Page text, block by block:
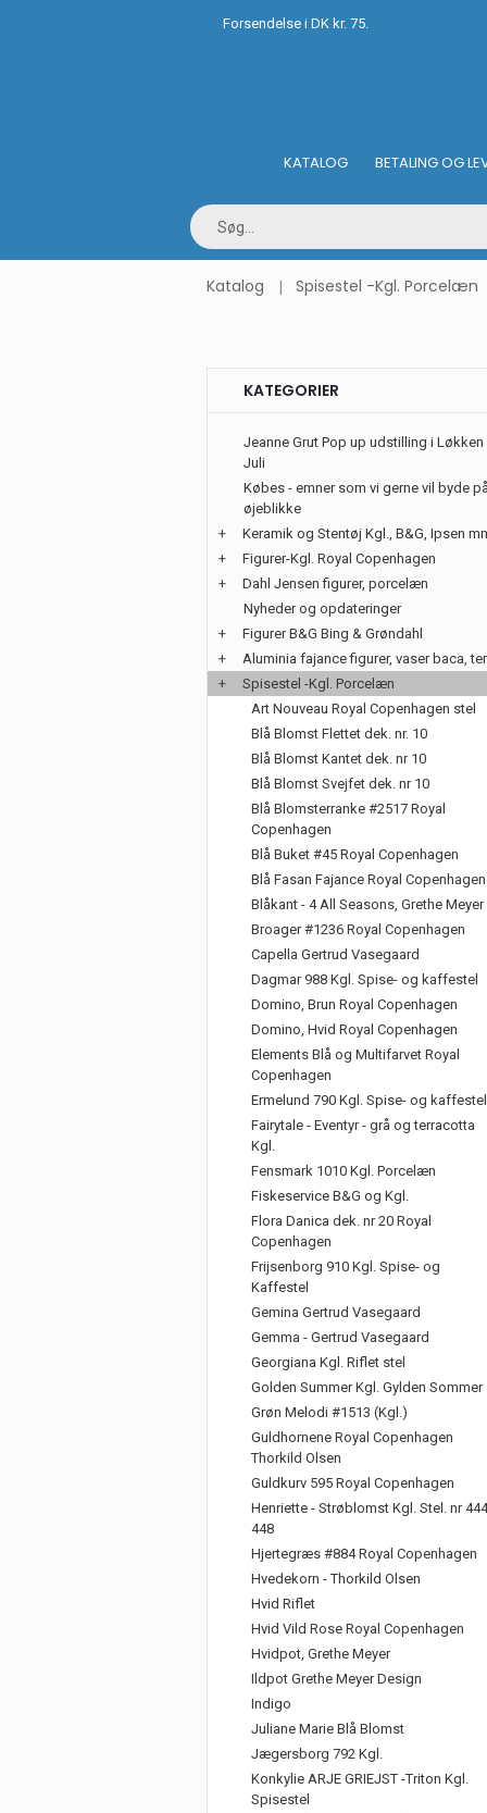
Forsendelse i DK kr. 75.
KATALOG BETALING OG
Katalog Spisestel -Kgl. Porcelæn
KATEGORIER
Jeanne Grut Pop up udstilling i Løkken
Juli
Købes - emner som vi gerne vil byde
øjeblikke
+
Keramik og Stentøj Kgl., B&G, Ipsen
+
Figurer-Kgl. Royal Copenhagen
+
Dahl Jensen figurer, porcelæn
Nyheder og opdateringer
+
Figurer B&G Bing & Grøndahl
+
Aluminia fajance figurer, vaser baca,
+
Spisestel -Kgl. Porcelæn
Art Nouveau Royal Copenhagen stel
Blå Blomst Flettet dek. nr. 10
Blå Blomst Kantet dek. nr 10
Blå Blomst Svejfet dek. nr 10
Blå Blomsterranke #2517 Royal
Copenhagen
Blå Buket #45 Royal Copenhagen
Blå Fasan Fajance Royal Copenhagen
Blåkant - 4 All Seasons, Grethe Meyer
Broager #1236 Royal Copenhagen
Capella Gertrud Vasegaard
Dagmar 988 Kgl. Spise- og kaffestel
Domino, Brun Royal Copenhagen
Domino, Hvid Royal Copenhagen
Elements Blå og Multifarvet Royal
Copenhagen
Ermelund 790 Kgl. Spise- og kaffestel
Fairytale - Eventyr - grå og terracotta
Kgl.
Fensmark 1010 Kgl. Porcelæn
Fiskeservice B&G og Kgl.
Flora Danica dek. nr 20 Royal
Copenhagen
Frijsenborg 910 Kgl. Spise- og
Kaffestel
Gemina Gertrud Vasegaard
Gemma - Gertrud Vasegaard
Georgiana Kgl. Riflet stel
Golden Summer Kgl. Gylden Sommer
Grøn Melodi #1513 (Kgl.)
Guldhornene Royal Copenhagen
Thorkild Olsen
Guldkurv 595 Royal Copenhagen
Henriette - Strøblomst Kgl. Stel. nr 444
448
Hjertegræs #884 Royal Copenhagen
Hvedekorn - Thorkild Olsen
Hvid Riflet
Hvid Vild Rose Royal Copenhagen
Hvidpot, Grethe Meyer
Ildpot Grethe Meyer Design
Indigo
Juliane Marie Blå Blomst
Jægersborg 792 Kgl.
Konkylie ARJE GRIEJST -Triton Kgl.
Spisestel